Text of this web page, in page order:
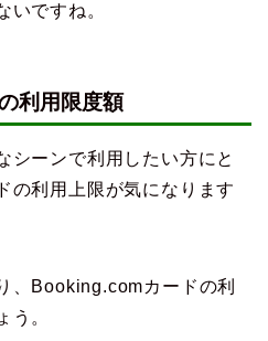
いですね。
利用限度額
シーンで利用したい方にと
の利用上限が気になります
、Booking.comカードの利
う。